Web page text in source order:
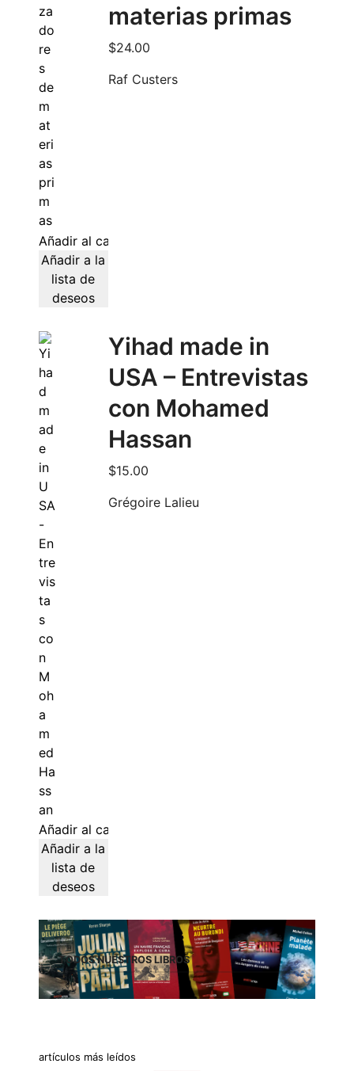
Añadir al carrito
Añadir a la
lista de
deseos
materias primas
$24.00
Raf Custers
Añadir al carrito
Añadir a la
lista de
deseos
Yihad made in
USA – Entrevistas
con Mohamed
Hassan
$15.00
Grégoire Lalieu
TODOS NUESTROS LIBROS
artículos más leídos